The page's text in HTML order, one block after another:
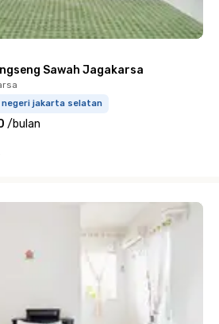
Sawah Jagakarsa
negeri jakarta selatan
/bulan